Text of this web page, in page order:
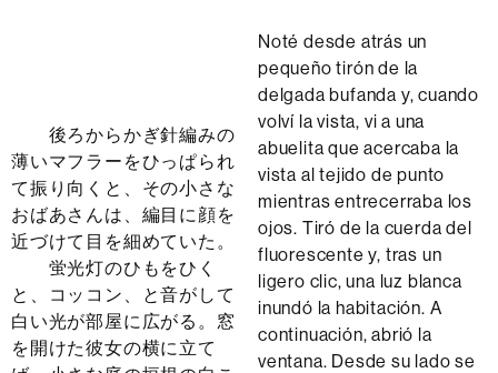
後ろからかぎ針編みの
薄いマフラーをひっぱられ
て振り向くと、その小さな
おばあさんは、編目に顔を
近づけて目を細めていた。
蛍光灯のひもをひく
と、コッコン、と音がして
白い光が部屋に広がる。窓
を開けた彼女の横に立て
Noté desde atrás un
pequeño tirón de la
delgada bufanda y, cuando
volví la vista, vi a una
abuelita que acercaba la
vista al tejido de punto
mientras entrecerraba los
ojos. Tiró de la cuerda del
fluorescente y, tras un
ligero clic, una luz blanca
inundó la habitación. A
continuación, abrió la
ventana. Desde su lado se